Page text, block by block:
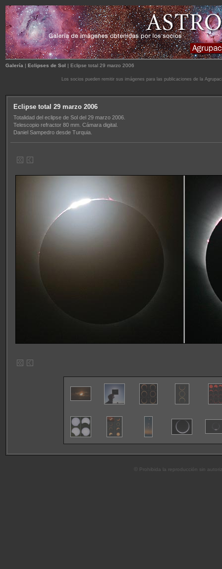
Galería | Eclipses de Sol | Eclipse total 29 marzo 2006
Los socios pueden remitir sus imágenes para las publicaciones de la
Eclipse total 29 marzo 2006
Totalidad del eclipse de Sol del 29 marzo 2006.
Telescopio refractor 80 mm. Cámara digital.
Daniel Sampedro desde Turquia.
© Prohibida la reproducción sin